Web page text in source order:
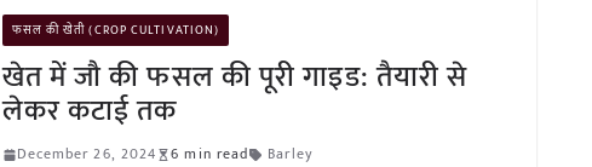
फसल की खेती (CROP CULTIVATION)
खेत में जौ की फसल की पूरी गाइड: तैयारी से
लेकर कटाई तक
December 26, 2024 6 min read Barley